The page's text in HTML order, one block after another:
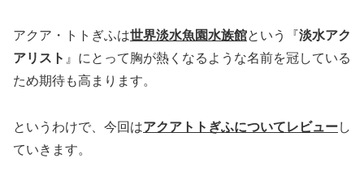
アクア・トトぎふは世界淡水魚園水族館という『淡水アク
アリスト 』にとって胸が熱くなるような名前を冠している
ため期待も高まります。
というわけで、今回はアクアトトぎふについてレビューし
ていきます。